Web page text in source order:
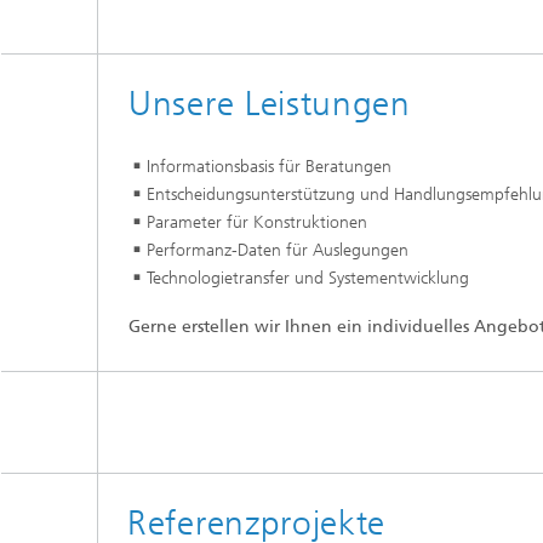
Unsere Leistungen
Informationsbasis für Beratungen
Entscheidungsunterstützung und
Parameter für Konstruktionen
Performanz-Daten für Auslegungen
Technologietransfer und Systementwicklung
Gerne erstellen wir Ihnen ein individuelles
Referenzprojekte